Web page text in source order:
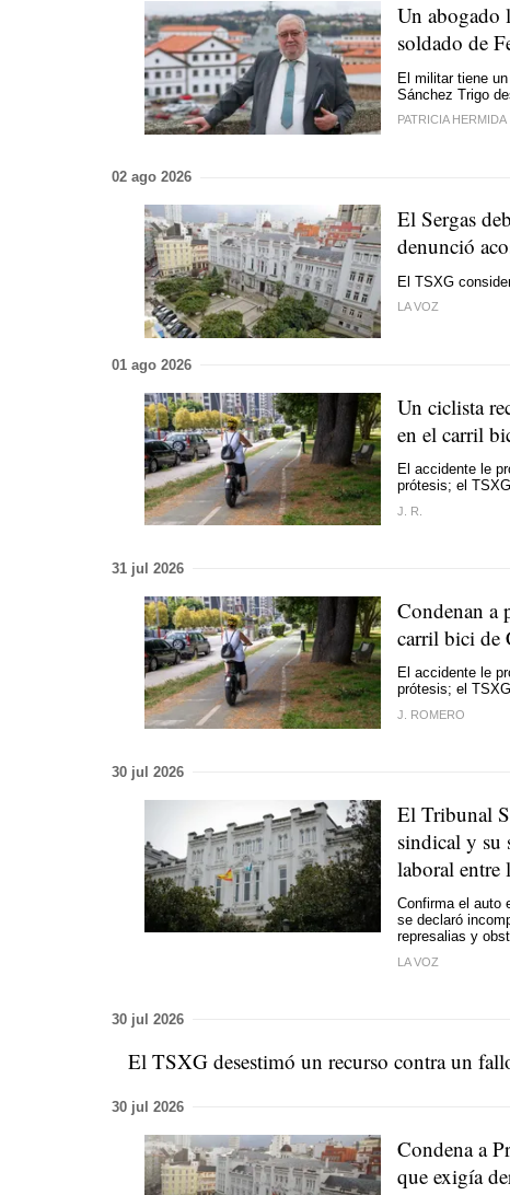
Un abogado
soldado de
El militar tiene
Sánchez Trigo
PATRICIA HERMIDA
02 ago 2026
El Sergas
denunció
El TSXG
LA VOZ
01 ago 2026
Un ciclista
en el carril
El accidente le
prótesis; el
J. R.
31 jul 2026
Condenan a
carril bici de
El accidente le
prótesis; el
J. ROMERO
30 jul 2026
El Tribunal
sindical y su
laboral entre
Confirma el auto
se declaró
represalias y
LA VOZ
30 jul 2026
El TSXG desestimó un recurso contra un
30 jul 2026
Condena a
que exigía